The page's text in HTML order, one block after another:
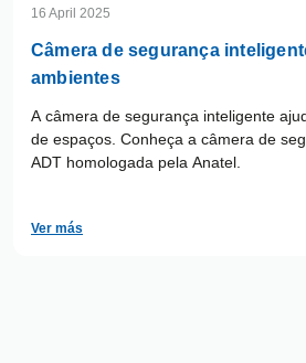
16 April 2025
Câmera de segurança
ambientes
A câmera de segurança inteligente
de espaços. Conheça a câmera de
ADT homologada pela Anatel.
Ver más